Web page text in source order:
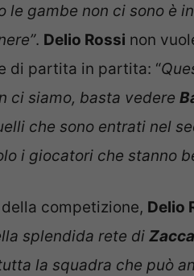
le gambe non ci sono è
. Delio Rossi non
di partita in partita: “
ci siamo, basta vedere
che sono entrati nel
i giocatori che stanno
competizione, Delio
splendida rete di
la squadra che può